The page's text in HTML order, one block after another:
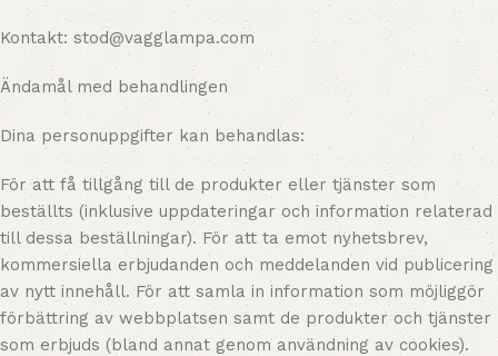
Kontakt: stod@vagglampa.com
Ändamål med behandlingen
Dina personuppgifter kan behandlas:
För att få tillgång till de produkter eller tjänster som
beställts (inklusive uppdateringar och information relaterad
till dessa beställningar). För att ta emot nyhetsbrev,
kommersiella erbjudanden och meddelanden vid publicering
av nytt innehåll. För att samla in information som möjliggör
förbättring av webbplatsen samt de produkter och tjänster
som erbjuds (bland annat genom användning av cookies).